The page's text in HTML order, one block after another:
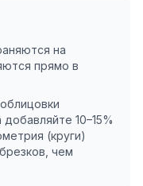
на
прямо в
10–15%
(круги)
чем